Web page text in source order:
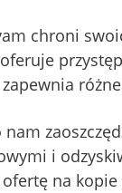
chroni
i
na